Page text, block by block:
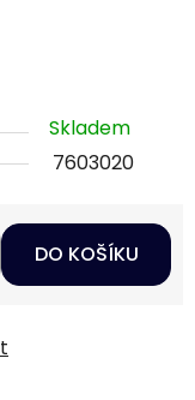
Skladem
7603020
DO KOŠÍKU